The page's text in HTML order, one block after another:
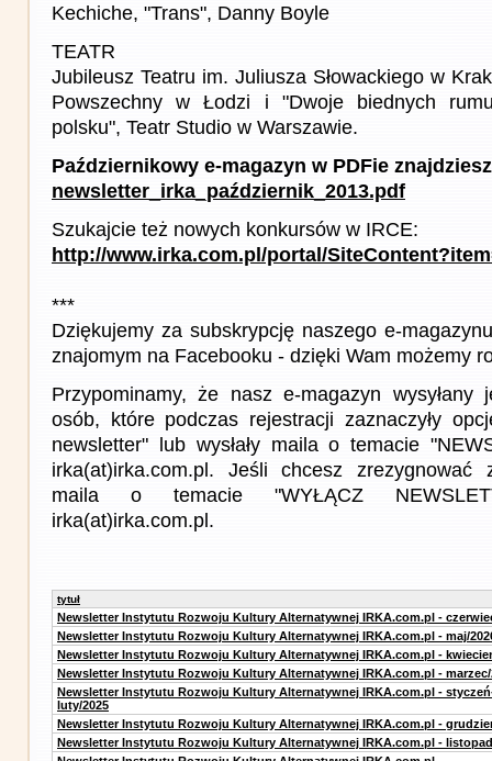
Kechiche, "Trans", Danny Boyle
TEATR
Jubileusz Teatru im. Juliusza Słowackiego w
Powszechny w Łodzi i "Dwoje biednych
polsku", Teatr Studio w Warszawie.
Październikowy e-magazyn w PDFie
newsletter_irka_październik_2013.pdf
Szukajcie też nowych konkursów w IRCE:
http://www.irka.com.pl/portal/
***
Dziękujemy za subskrypcję naszego e-
znajomym na Facebooku - dzięki Wam możemy
Przypominamy, że nasz e-magazyn
osób, które podczas rejestracji zaznaczyły
newsletter" lub wysłały maila o temacie
irka(at)irka.com.pl. Jeśli chcesz zrezygnować
maila o temacie "WYŁĄCZ
irka(at)irka.com.pl.
tytuł
Newsletter Instytutu Rozwoju Kultury Alternatywnej IRKA.com.pl -
Newsletter Instytutu Rozwoju Kultury Alternatywnej IRKA.com.pl - maj/
Newsletter Instytutu Rozwoju Kultury Alternatywnej IRKA.com.pl -
Newsletter Instytutu Rozwoju Kultury Alternatywnej IRKA.com.pl - marzec/
Newsletter Instytutu Rozwoju Kultury Alternatywnej IRKA.com.pl -
luty/2025
Newsletter Instytutu Rozwoju Kultury Alternatywnej IRKA.com.pl -
Newsletter Instytutu Rozwoju Kultury Alternatywnej IRKA.com.pl -